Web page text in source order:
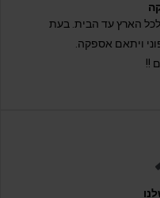
ימי עסקים לכל הארץ עד הבית. בעת
ויתאם אספקה.
!!